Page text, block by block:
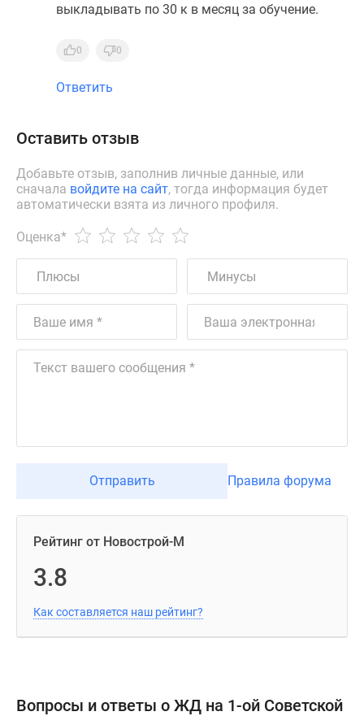
выкладывать по 30 к в месяц за обучение.
0 0
Ответить
Оставить отзыв
Добавьте отзыв, заполнив личные данные, или
сначала войдите на сайт, тогда информация будет
автоматически взята из личного профиля.
Оценка*
Отправить Правила форума
Рейтинг от Новострой-М
3.8
Как составляется наш рейтинг?
Вопросы и ответы о ЖД на 1-ой Советской